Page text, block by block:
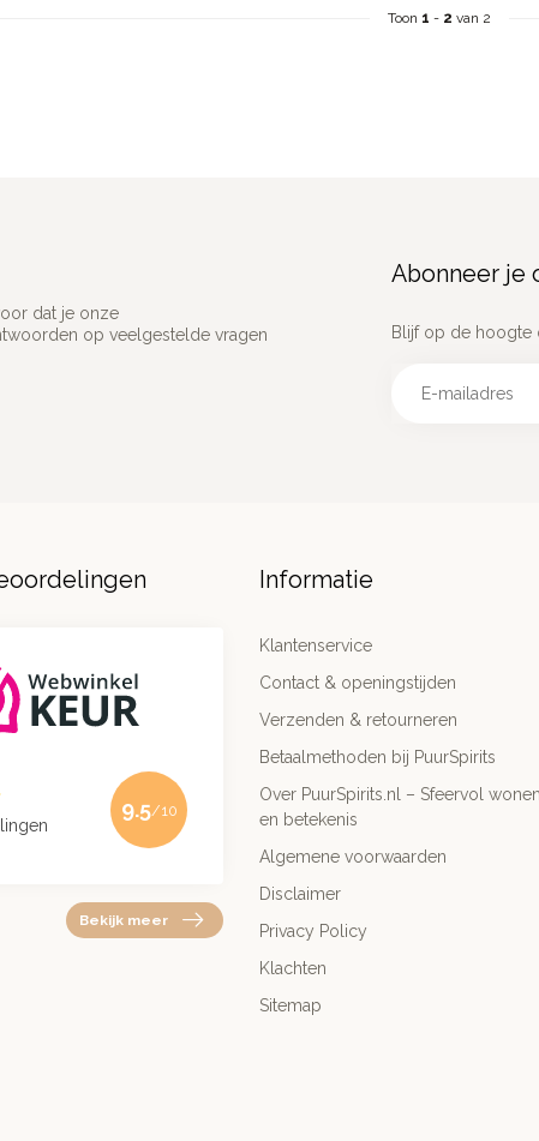
Toon 1 - 2 van 2
dat je onze
op veelgestelde vragen
Abonneer je
Blijf op de hoogte
9.5/10
Bekijk meer
Informatie
Klantenservice
Contact & openingstijden
Verzenden & retourneren
Betaalmethoden bij PuurSpirits
Over PuurSpirits.nl – Sfeervol
en betekenis
Algemene voorwaarden
Disclaimer
Privacy Policy
Klachten
Sitemap